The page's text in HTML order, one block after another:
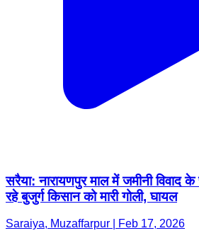
सरैया: नारायणपुर माल में जमीनी
रहे बुजुर्ग किसान को मारी गोली, घायल
Saraiya, Muzaffarpur | Feb 17, 2026